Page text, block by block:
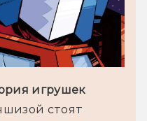
игрушек
стоят